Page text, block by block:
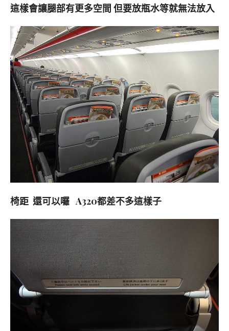
這樣會讓腿部有更多空間 但要放瓶水等就無法放入
椅距 還可以囉 A320都差不多這樣子